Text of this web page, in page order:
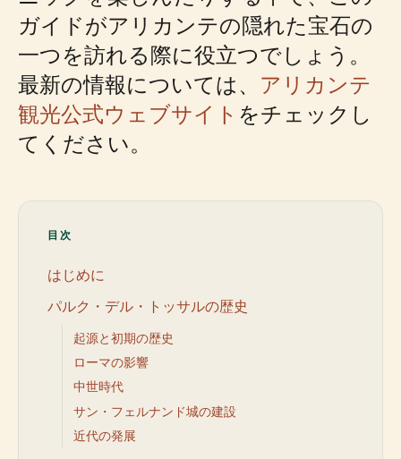
ガイドがアリカンテの隠れた宝石の
一つを訪れる際に役立つでしょう。
最新の情報については、 アリカンテ
観光公式ウェブサイト をチェックし
てください。
目次
はじめに
パルク・デル・トッサルの歴史
起源と初期の歴史
ローマの影響
中世時代
サン・フェルナンド城の建設
近代の発展